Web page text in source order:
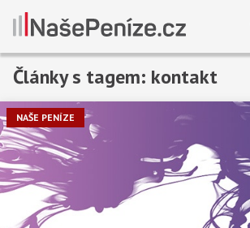
Články s tagem: kontakt
NAŠE PENÍZE
Předchozí 1 2 Další